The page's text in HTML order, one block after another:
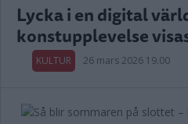
Lycka i en digital
konstupplevelse
KULTUR 26 mars 2026 19.00